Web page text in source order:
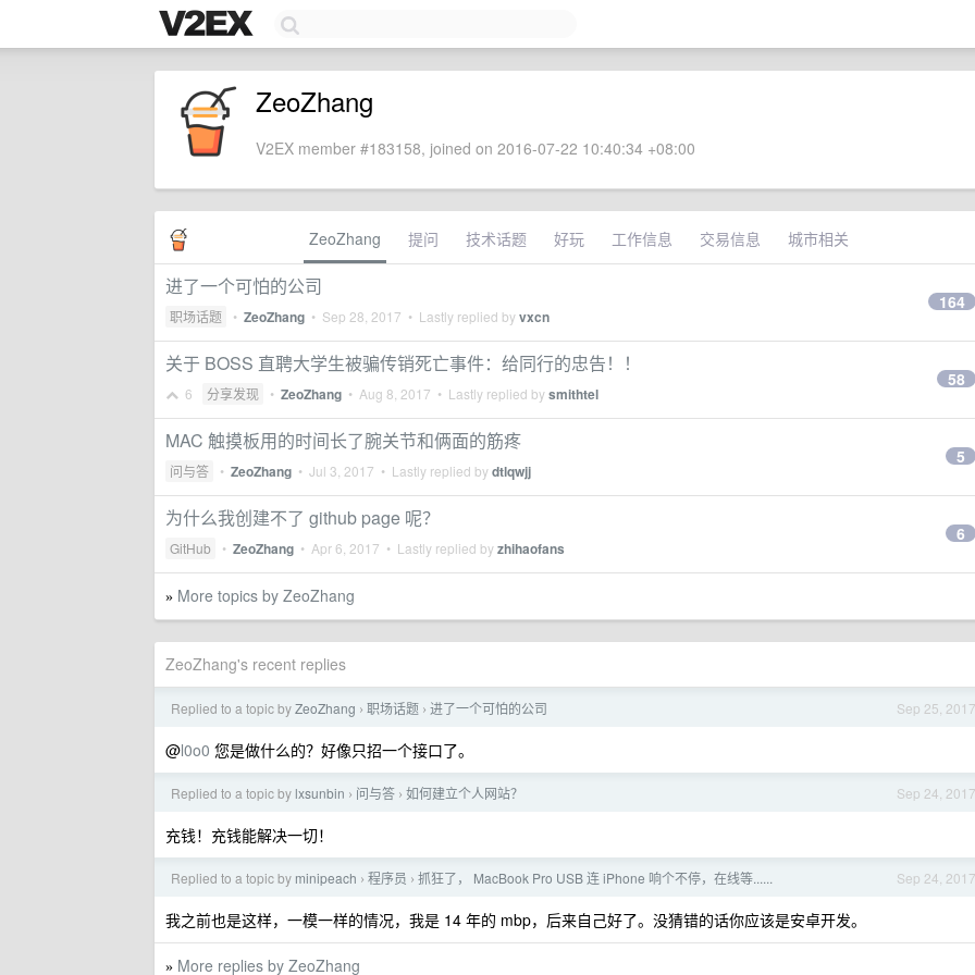
ZeoZhang
V2EX member #183158, joined on 2016-07-22 10:40:34 +08:00
ZeoZhang 提问 技术话题 好玩 工作信息 交易信息 城市相关
进了一个可怕的公司
职场话题 • ZeoZhang • Sep 28, 2017 • Lastly replied byvxcn
164
关于 BOSS 直聘大学生被骗传销死亡事件：给同行的忠告！！
6 分享发现 • ZeoZhang • Aug 8, 2017 • Lastly replied bysmithtel
58
MAC 触摸板用的时间长了腕关节和俩面的筋疼
问与答 • ZeoZhang • Jul 3, 2017 • Lastly replied bydtlqwjj
5
为什么我创建不了 github page 呢？
GitHub • ZeoZhang • Apr 6, 2017 • Lastly replied byzhihaofans
6
» More topics by ZeoZhang
ZeoZhang's recent replies
Sep 25, 2017
Replied to a topic byZeoZhang › 职场话题 › 进了一个可怕的公司
@l0o0 您是做什么的？好像只招一个接口了。
Sep 24, 2017
Replied to a topic by lxsunbin › 问与答 › 如何建立个人网站？
充钱！充钱能解决一切！
Sep 24, 2017
Replied to a topic by minipeach › 程序员 › 抓狂了， MacBook Pro USB 连 iPhone 响个不停，在线等......
我之前也是这样，一模一样的情况，我是 14 年的 mbp，后来自己好了。没猜错的话你应该是安卓开发。
» More replies by ZeoZhang